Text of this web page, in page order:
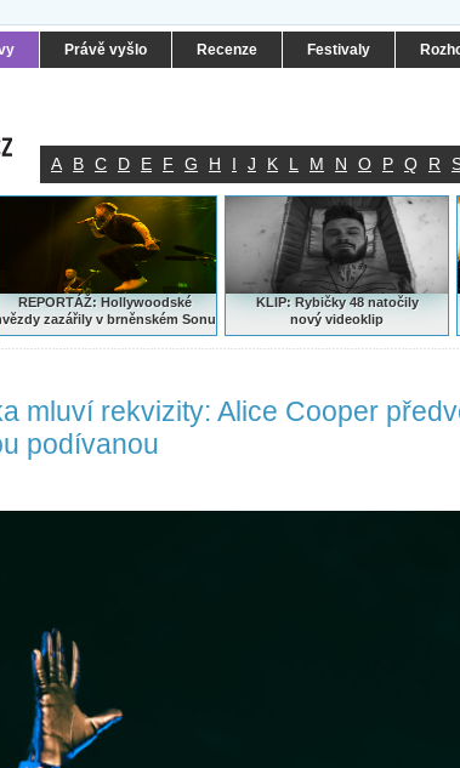
Právě vyšlo Recenze Festivaly
A B C D E F G H I J K L M N O P Q R
REPORTÁŽ: Hollywoodské
zazářily v brněnském Sonu
KLIP: Rybičky 48 natočily
nový videoklip
mluví rekvizity: Alice Cooper
podívanou